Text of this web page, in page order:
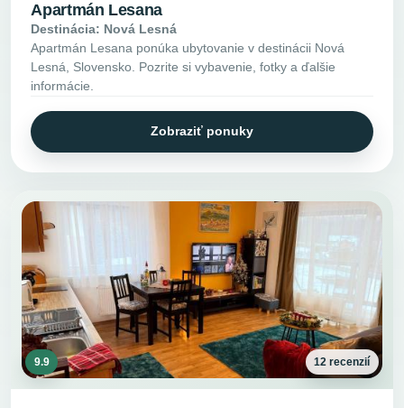
Apartmán Lesana
Destinácia: Nová Lesná
Apartmán Lesana ponúka ubytovanie v destinácii Nová
Lesná, Slovensko. Pozrite si vybavenie, fotky a ďalšie
informácie.
Zobraziť ponuky
9.9 12 recenzií